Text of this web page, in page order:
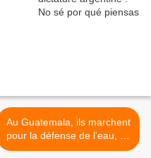
Au Guatemala, ils marchent
pour la défense de l'eau, de
la mère terre, de la vie et